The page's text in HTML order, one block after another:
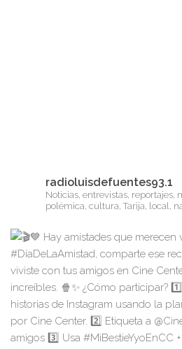
radioluisdefuentes93.1
Noticias, entrevistas, reportajes,
polémica, cultura, Tarija, local,